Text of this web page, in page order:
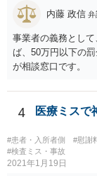
内藤 政信 弁
事業者の義務とし
ば、50万円以下の
が相談窓口です。
4 医療ミスで
#患者・入所者側 #慰謝
#検査ミス・事故
2021年1月19日